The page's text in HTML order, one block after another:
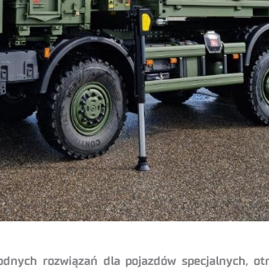
rozwiązań dla pojazdów specjalnych,